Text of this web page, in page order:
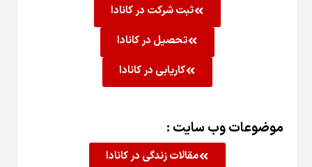
ثبت شرکت در کانادا
تحصیل در کانادا
کاریابی در کانادا
موضوعات وب سایت :
مقالات زندگی در کانادا